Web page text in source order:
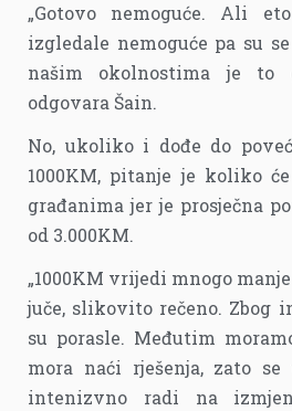
„Gotovo nemoguće. Ali
izgledale nemoguće pa su
našim okolnostima je to
odgovara Šain.
No, ukoliko i dođe do
1000KM, pitanje je koliko
građanima jer je prosječna
od 3.000KM.
„1000KM vrijedi mnogo
juče, slikovito rečeno. Zbog
su porasle. Međutim
mora naći rješenja, zato
intenizvno radi na